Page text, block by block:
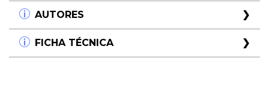
Presentación
Prof. Alberto Estanislao Sileon
Educación (República Argentina)
Prólogo
Lic. M. Susana BarasatianDirección Nacional de
AUTORES
Horacio Ademar Ferreyra
Doctor en Educación y licenciado en Ciencias de
la Educación con especialidad en Planeamiento,
FICHA TÉCNICA